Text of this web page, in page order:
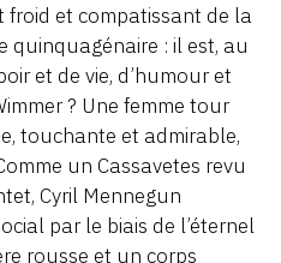
et compatissant de la
quinquagénaire : il est, au
et de vie, d’humour et
? Une femme tour
touchante et admirable,
un Cassavetes revu
Cyril Mennegun
par le biais de l’éternel
rousse et un corps